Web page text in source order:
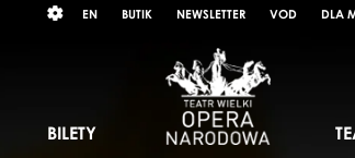
język
EN BUTIK NEWSLETTER VOD DLA
BILETY